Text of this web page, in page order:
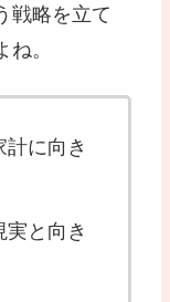
戦略を立て
。
に向き
と向き